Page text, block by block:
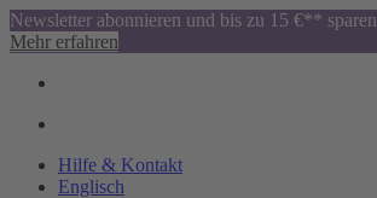
Newsletter abonnieren und bis zu 15 €** sparen
Mehr erfahren
Hilfe & Kontakt
Englisch